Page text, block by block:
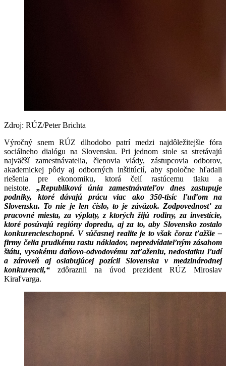
Zdroj: RÚZ/Peter Brichta
Výročný snem RÚZ dlhodobo patrí medzi najdôležitejšie fóra
sociálneho dialógu na Slovensku. Pri jednom stole sa stretávajú
najväčší zamestnávatelia, členovia vlády, zástupcovia odborov,
akademickej pôdy aj odborných inštitúcií, aby spoločne hľadali
riešenia pre ekonomiku, ktorá čelí rastúcemu tlaku a
neistote. „Republiková únia zamestnávateľov dnes zastupuje
podniky, ktoré dávajú prácu viac ako 350-tisíc ľuďom na
Slovensku. To nie je len číslo, to je záväzok. Zodpovednosť za
pracovné miesta, za výplaty, z ktorých žijú rodiny, za investície,
ktoré posúvajú regióny dopredu, aj za to, aby Slovensko zostalo
konkurencieschopné. V súčasnej realite je to však čoraz ťažšie –
firmy čelia prudkému rastu nákladov, nepredvídateľným zásahom
štátu, vysokému daňovo-odvodovému zaťaženiu, nedostatku ľudí
a zároveň aj oslabujúcej pozícii Slovenska v medzinárodnej
konkurencii,“ zdôraznil na úvod prezident RÚZ Miroslav
Kiraľvarga.